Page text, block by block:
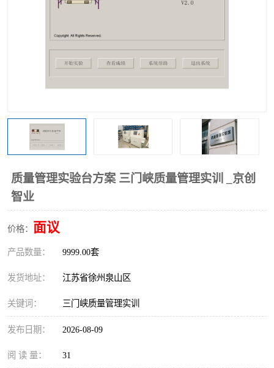
质量管理实验台方案 三门峡质量管理实训 _京创
智业
价格： 面议
产品数量： 9999.00套
发货地址： 江苏省徐州泉山区
关键词： 三门峡质量管理实训
发布日期： 2026-08-09
阅 读 量： 31